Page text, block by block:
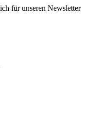
für unseren Newsletter